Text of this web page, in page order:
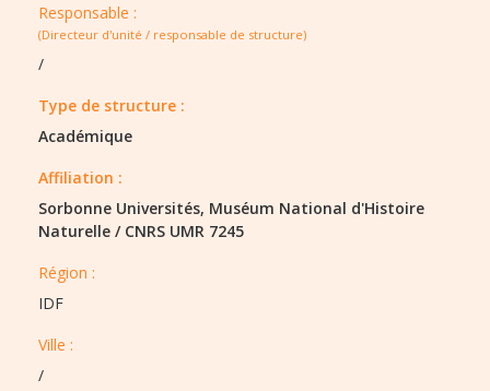
Responsable :
(Directeur d'unité / responsable de structure)
/
Type de structure :​
Académique
Affiliation :
Sorbonne Universités, Muséum National d'Histoire
Naturelle / CNRS UMR 7245
Région :​​
IDF
Ville :​​
/